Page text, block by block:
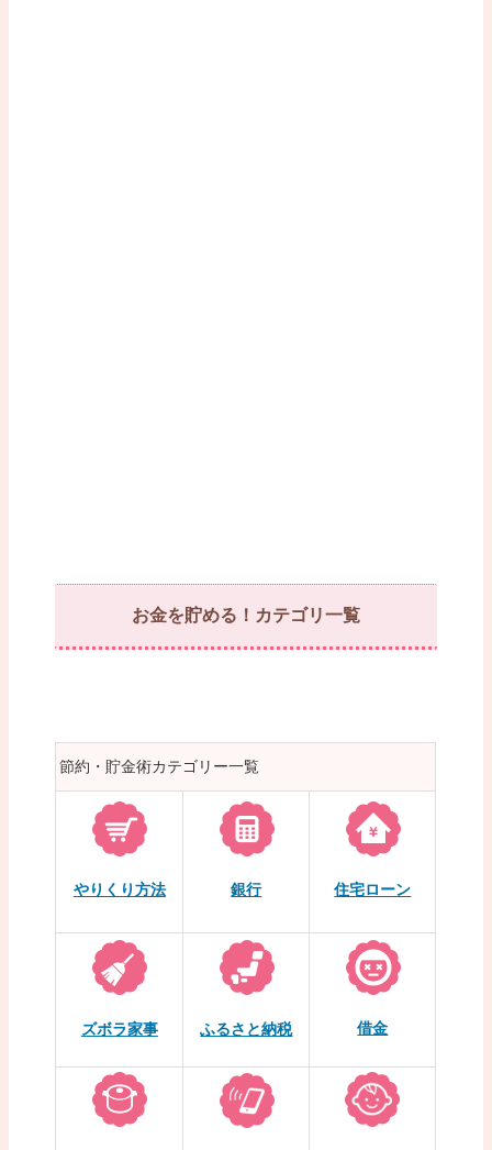
お金を貯める！カテゴリ一覧
節約・貯金術カテゴリー一覧
やりくり方法 銀行 住宅ローン
ズボラ家事 ふるさと納税 借金